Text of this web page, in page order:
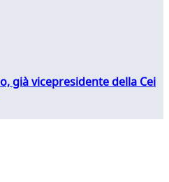
già vicepresidente della Cei